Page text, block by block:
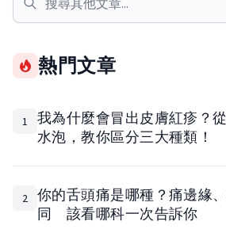
熱門文章
1
我為什麼會冒出皮膚紅疹？
水泡，教你區分三大種類！
2
你的舌頭痛是哪種？痛邊緣
同 該看哪科一次告訴你